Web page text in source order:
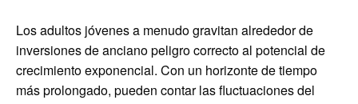
Los adultos jóvenes a menudo gravitan alrededor de
inversiones de anciano peligro correcto al potencial de
crecimiento exponencial. Con un horizonte de tiempo
más prolongado, pueden contar las fluctuaciones del